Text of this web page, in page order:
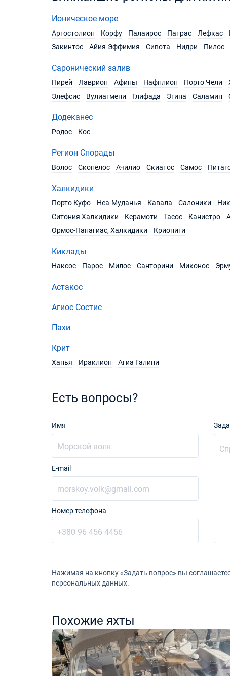
Ионическое море
Аргостолион
Корфу Палаирос Патрас Лефкас
Закинтос
Айия-Эффимия Сивота Нидри Пилос
Саронический залив
Пирей
Лаврион Афины Нафплион Порто Чели
Элефсис
Вулиагмени Глифада Эгина Саламин
Додеканес
Родос
Кос
Регион Спорады
Волос
Скопелос Ачилио Скиатос Самос
Халкидики
Порто Куфо
Неа-Муданья Кавала Салоники
Ситония Халкидики
Керамоти Тасос Канистро
Ормос-Панагиас, Халкидики
Криопиги
Киклады
Наксос
Парос Милос Санторини Миконос
Астакос
Агиос Состис
Пахи
Крит
Ханья
Ираклион Агиа Галини
Есть вопросы?
Имя
E-mail
Номер телефона
Нажимая на кнопку «Задать вопрос» вы
персональных данных.
Похожие яхты